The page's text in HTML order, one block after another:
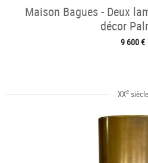
Maison Bagues - Deux
décor
9 600 €
XXesiècle